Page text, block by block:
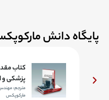
پایگاه دانش
کتاب
پزشکی و
مترجم:
مارکوپکس